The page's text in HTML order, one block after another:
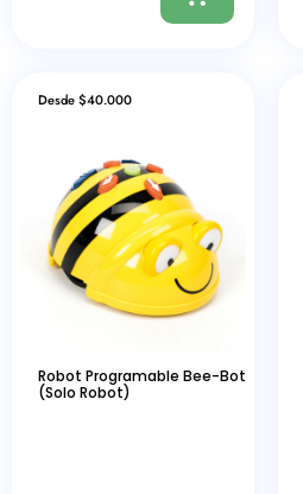
Desde $40.000
Robot Programable Bee-Bot
(Solo Robot)